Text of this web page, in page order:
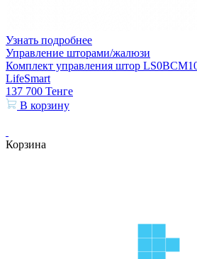
Узнать подробнее
Управление шторами/жалюзи
Комплект управления штор
LifeSmart
137 700 Тенге
В корзину
Корзина